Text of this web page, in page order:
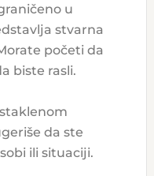
u
stvarna
početi da
biste rasli.
da ste
ili situaciji.